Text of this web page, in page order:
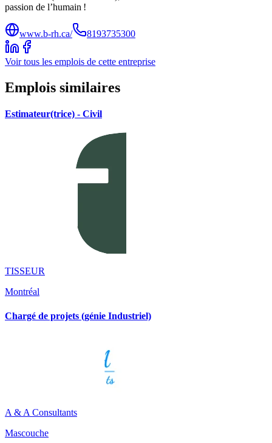
passion de l’humain !
www.b-rh.ca/ 8193735300
Voir tous les emplois de cette entreprise
Emplois similaires
Estimateur(trice) - Civil
TISSEUR
Montréal
Chargé de projets (génie Industriel)
A & A Consultants
Mascouche